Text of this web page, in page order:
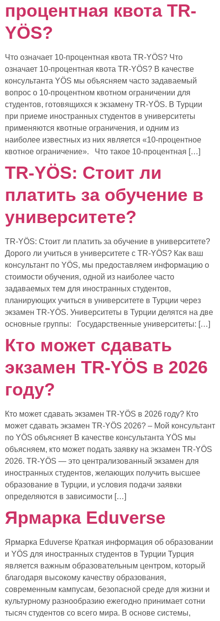
процентная квота TR-
YÖS?
Что означает 10-процентная квота TR-YÖS? Что
означает 10-процентная квота TR-YÖS? В качестве
консультанта YÖS мы объясняем часто задаваемый
вопрос о 10-процентном квотном ограничении для
студентов, готовящихся к экзамену TR-YÖS. В Турции
при приеме иностранных студентов в университеты
применяются квотные ограничения, и одним из
наиболее известных из них является «10-процентное
квотное ограничение». Что такое 10-процентная […]
TR-YÖS: Стоит ли
платить за обучение в
университете?
TR-YÖS: Стоит ли платить за обучение в университете?
Дорого ли учиться в университете с TR-YÖS? Как ваш
консультант по YÖS, мы предоставляем информацию о
стоимости обучения, одной из наиболее часто
задаваемых тем для иностранных студентов,
планирующих учиться в университете в Турции через
экзамен TR-YÖS. Университеты в Турции делятся на две
основные группы: Государственные университеты: […]
Кто может сдавать
экзамен TR-YÖS в 2026
году?
Кто может сдавать экзамен TR-YÖS в 2026 году? Кто
может сдавать экзамен TR-YÖS 2026? – Мой консультант
по YÖS объясняет В качестве консультанта YÖS мы
объясняем, кто может подать заявку на экзамен TR-YÖS
2026. TR-YÖS — это централизованный экзамен для
иностранных студентов, желающих получить высшее
образование в Турции, и условия подачи заявки
определяются в зависимости […]
Ярмарка Eduverse
Ярмарка Eduverse Краткая информация об образовании
и YÖS для иностранных студентов в Турции Турция
является важным образовательным центром, который
благодаря высокому качеству образования,
современным кампусам, безопасной среде для жизни и
культурному разнообразию ежегодно принимает сотни
тысяч студентов со всего мира. В основе системы,